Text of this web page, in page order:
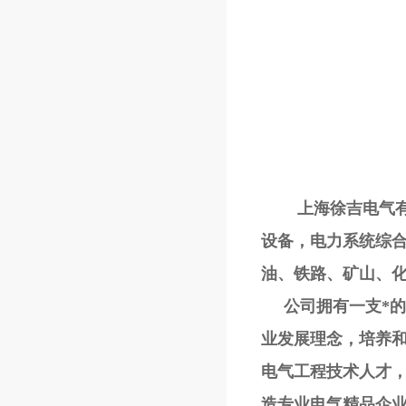
上海徐吉电气有
设备，电力系统综
油、铁路、矿山、
公司拥有一支*的
业发展理念，培养
电气工程技术人才